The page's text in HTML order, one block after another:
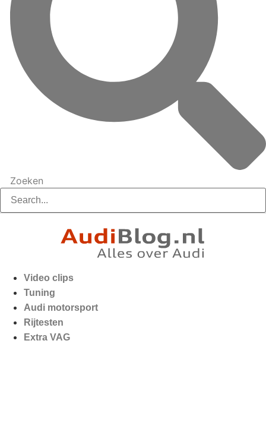
Zoeken
Video clips
Tuning
Audi motorsport
Rijtesten
Extra VAG